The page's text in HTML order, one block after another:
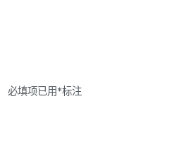
必填项已用*标注